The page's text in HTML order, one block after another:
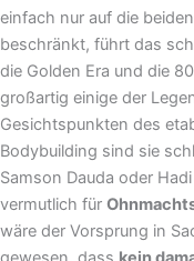
einfach nur auf die
beschränkt, führt das
die Golden Era und die
großartig einige der
Gesichtspunkten des
Bodybuilding sind sie
Samson Dauda oder
vermutlich für
wäre der Vorsprung in